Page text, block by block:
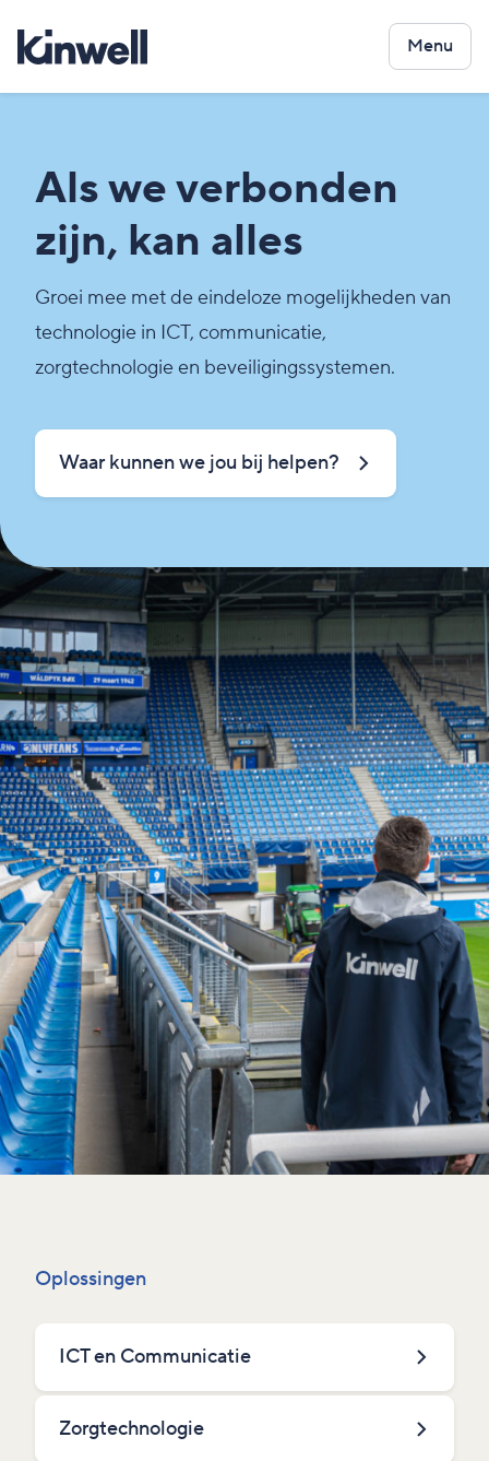
Menu
Als we verbonden
zijn, kan alles
Groei mee met de eindeloze mogelijkheden van
technologie in ICT, communicatie,
zorgtechnologie en beveiligingssystemen.
Waar kunnen we jou bij helpen?
Oplossingen
ICT en Communicatie
Zorgtechnologie